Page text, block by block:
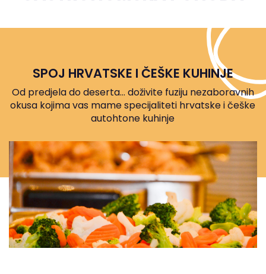
SPOJ HRVATSKE I ČEŠKE KUHINJE
Od predjela do deserta… doživite fuziju nezaboravnih
okusa kojima vas mame specijaliteti hrvatske i češke
autohtone kuhinje